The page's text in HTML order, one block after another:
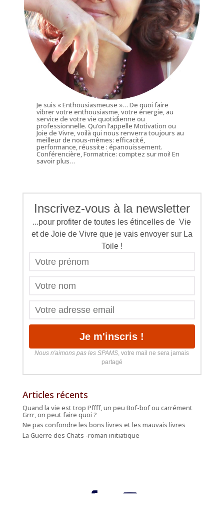
Je suis « Enthousiasmeuse »… De quoi faire
vibrer votre enthousiasme, votre énergie, au
service de votre vie quotidienne ou
professionnelle. Qu’on l’appelle Motivation ou
Joie de Vivre, voilà qui nous renverra toujours au
meilleur de nous-mêmes: efficacité,
performance, réussite : épanouissement.
Conférencière, Formatrice: comptez sur moi!En
savoir plus…
Inscrivez-vous à la newsletter
...pour profiter de toutes les étincelles de Vie
et de Joie de Vivre que je vais envoyer sur La
Toile !
Nous n'aimons pas les SPAMS , votre mail ne sera jamais
partagé
Articles récents
Quand la vie est trop Pffff, un peu Bof-bof ou carrément
Grrr, on peut faire quoi ?
Ne pas confondre les bons livres et les mauvais livres
La Guerre des Chats -roman initiatique